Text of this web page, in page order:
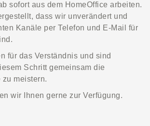
sofort aus dem HomeOffice arbeiten.
dass wir unverändert und
Kanäle per Telefon und E-Mail für
für das Verständnis und sind
Schritt gemeinsam die
zu meistern.
wir Ihnen gerne zur Verfügung.